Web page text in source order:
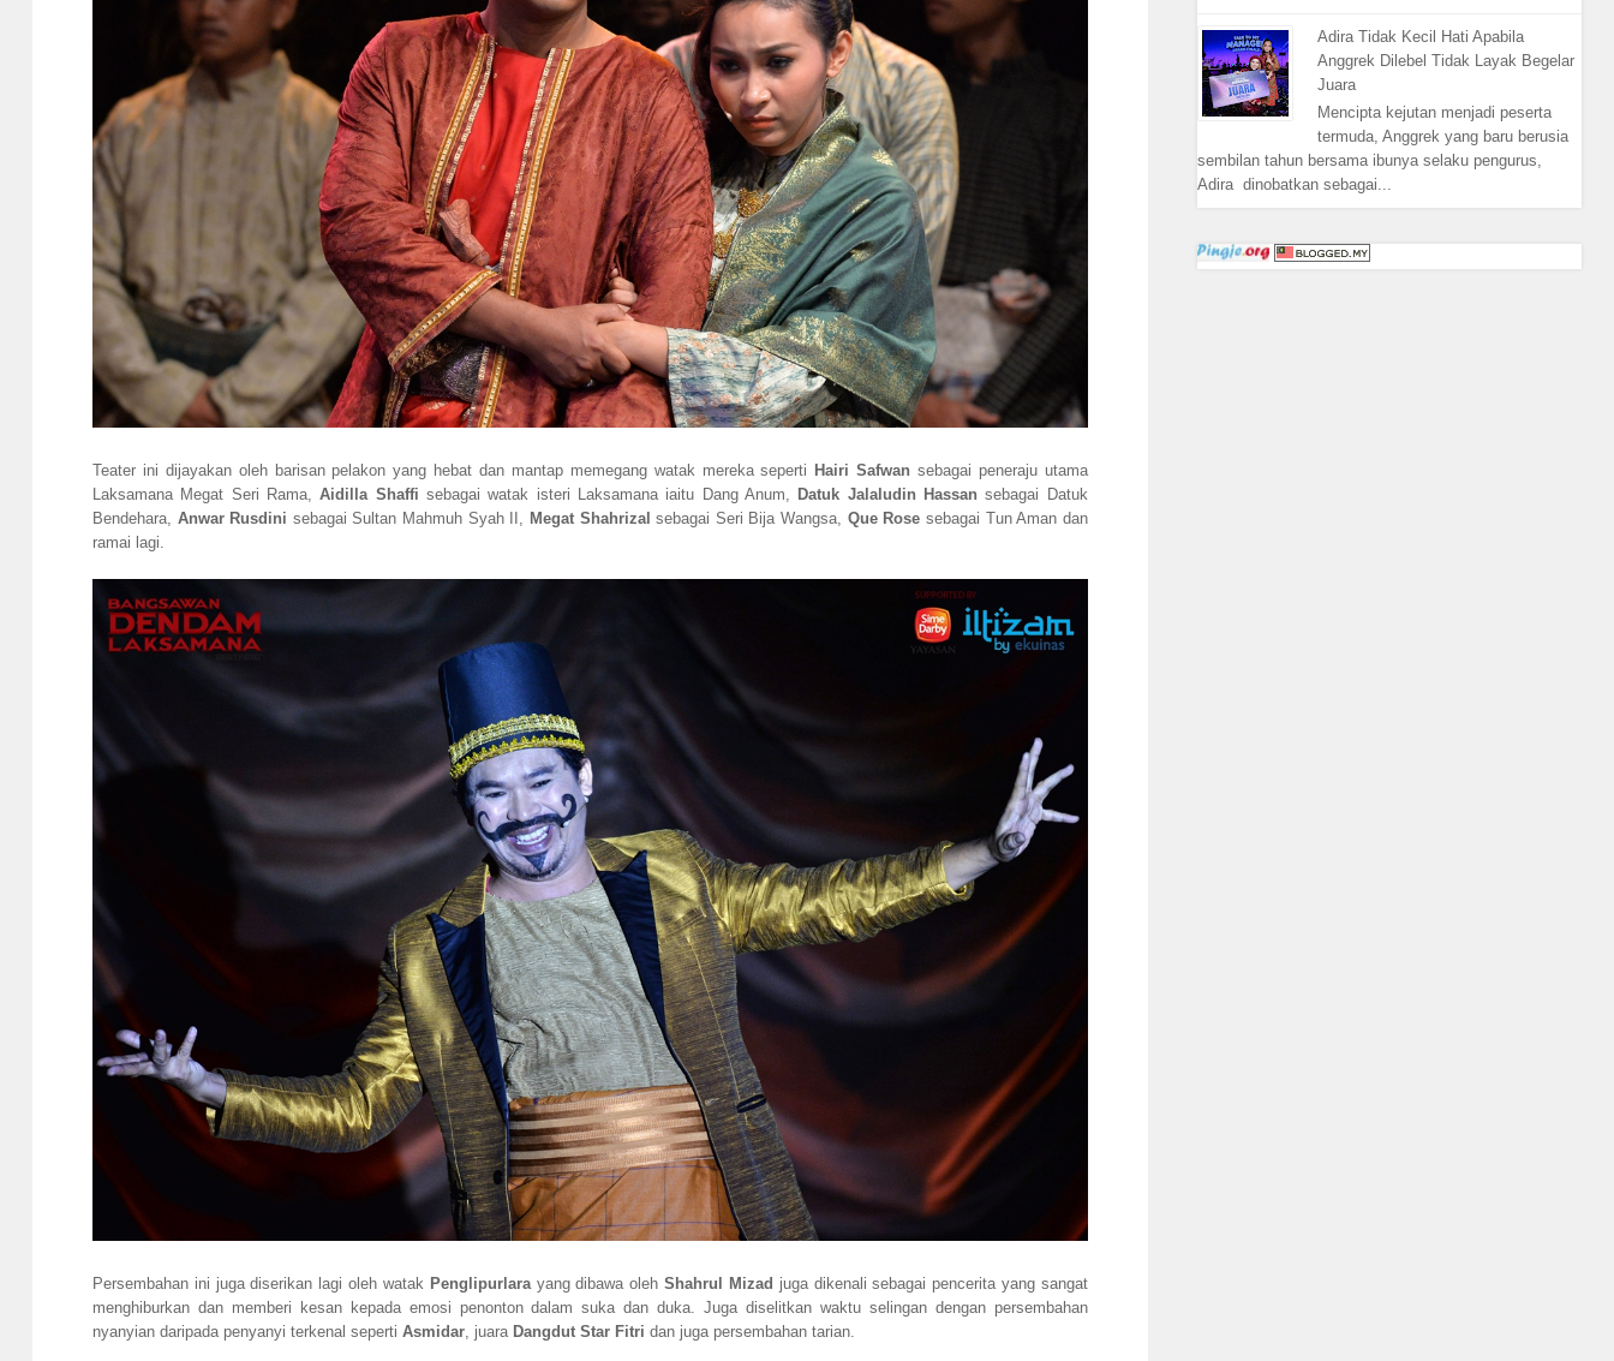
Teater ini dijayakan oleh barisan pelakon yang hebat dan mantap memegang watak mereka seperti Hairi Safwan sebagai peneraju utama
Laksamana Megat Seri Rama,Aidilla Shaffisebagai watak isteri Laksamana iaitu Dang Anum, Datuk Jalaludin Hassansebagai Datuk
Bendehara, Anwar Rusdini sebagai Sultan Mahmuh Syah II, Megat Shahrizal sebagai Seri Bija Wangsa, Que Rose sebagai Tun Aman dan
ramai lagi.
Persembahan ini juga diserikan lagi oleh watak Penglipurlarayang dibawa oleh Shahrul Mizad juga dikenali sebagai pencerita yang sangat
menghiburkan dan memberi kesan kepada emosi penonton dalam suka dan duka. Juga diselitkan waktu selingan dengan persembahan
nyanyian daripada penyanyi terkenal seperti Asmidar, juara Dangdut Star Fitri dan juga persembahan tarian.
Adira Tidak Kecil Hati Apabila
Anggrek Dilebel Tidak Layak Begelar
Juara
Mencipta kejutan menjadi peserta
termuda, Anggrek yang baru berusia
sembilan tahun bersama ibunya selaku pengurus,
Adira dinobatkan sebagai...